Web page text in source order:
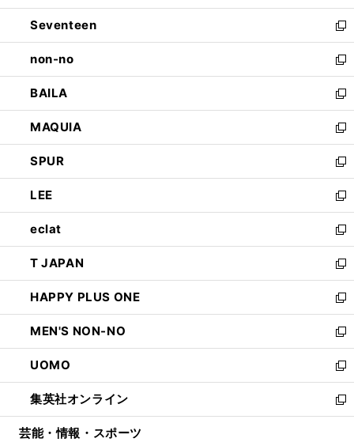
開
く
ウ
で
開
く
ン
ド
ウ
で
開
く
Seventeen
新
し
い
ウ
ィ
ン
ド
ウ
で
開
く
non-no
新
し
い
ウ
ィ
ン
ド
ウ
で
開
く
BAILA
新
し
い
ウ
ィ
ン
ド
ウ
で
開
く
MAQUIA
新
し
い
ウ
ィ
ン
ド
ウ
で
開
く
SPUR
新
し
い
ウ
ィ
ン
ド
ウ
で
開
く
LEE
新
し
い
ウ
ィ
ン
ド
ウ
で
開
く
eclat
新
し
い
ウ
ィ
ン
ド
ウ
で
開
く
T JAPAN
新
し
い
ウ
ィ
ン
ド
ウ
で
開
HAPPY PLUS ONE
新
し
い
ウ
ィ
ン
ド
ウ
MEN'S NON-NO
新
し
い
ウ
ィ
ン
UOMO
新
し
い
ウ
集英社オンライン
新
し
芸能・情報・スポーツ